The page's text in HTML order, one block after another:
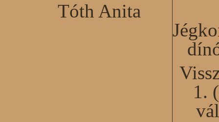
Tóth Anita
1.